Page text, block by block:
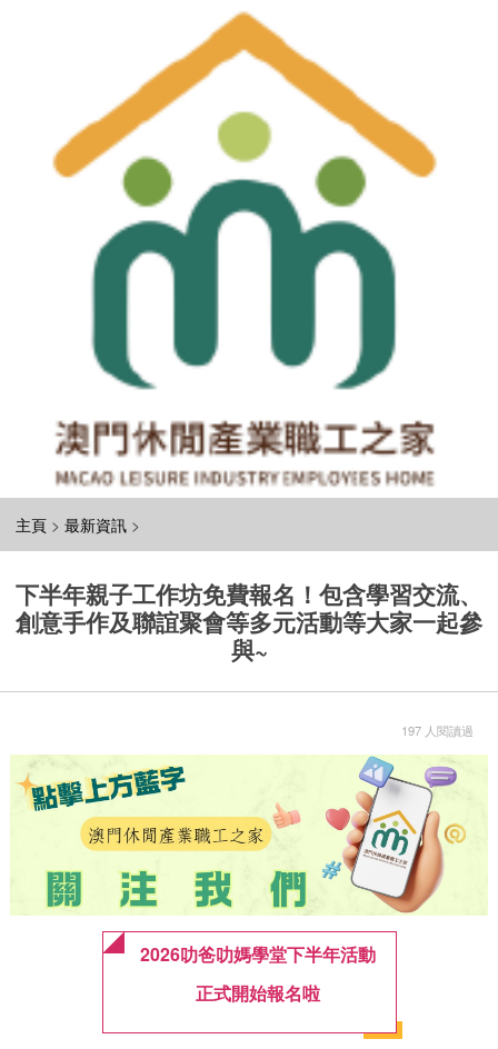
主頁 > 最新資訊 >
下半年親子工作坊免費報名！包含學習交流、
創意手作及聯誼聚會等多元活動等大家一起參
與~
197 人閱讀過
2026叻爸叻媽學堂下半年活動
正式開始報名啦